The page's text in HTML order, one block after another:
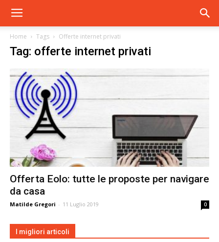
Home Tags Offerte internet privati
Tag: offerte internet privati
Offerta Eolo: tutte le proposte per navigare
da casa
Matilde Gregori - 11 Luglio 2019 0
I migliori articoli